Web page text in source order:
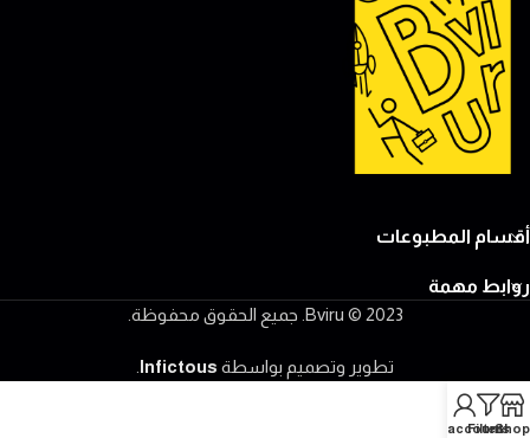
أقسام المطبوعات
روابط مهمة
2023 © Bviru. جميع الحقوق محفوظة.
تطوير وتصميم بواسطة Infictous
Shop
Filters
My account